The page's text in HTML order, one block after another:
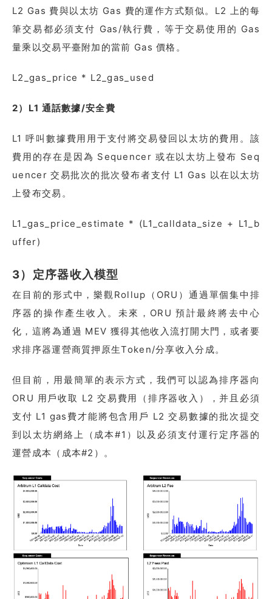
L2 Gas 費與以太坊 Gas 費的運作方式類似。L2 上的每
筆交易都必須支付 Gas/執行費，等于交易使用的 Gas
量乘以交易平臺附加的當前 Gas 價格。
L2_gas_price * L2_gas_used
2）L1 通話數據/安全費
L1 呼叫數據費用用于支付將交易發回以太坊的費用。該
費用的存在是因為 Sequencer 或在以太坊上發布 Seq
uencer 交易批次的批次發布者支付 L1 Gas 以在以太坊
上發布交易。
L1_gas_price_estimate * (L1_calldata_size + L1_b
uffer)
3）定序器收入模型
在目前的形式中，樂觀Rollup（ORU）通過單個集中排
序器的操作產生收入。未來，ORU 預計最終將去中心
化，這將為通過 MEV 獲得其他收入流打開大門，或者要
求排序器運營商質押原生Token/分享收入分成。
但目前，用最簡單的表示方式，我們可以認為排序器向
ORU 用戶收取 L2 交易費用（排序器收入），并且必須
支付 L1 gas費才能將包含用戶 L2 交易數據的批次提交
到以太坊網絡上（成本#1）以及必須支付運行定序器的
運營成本（成本#2）。